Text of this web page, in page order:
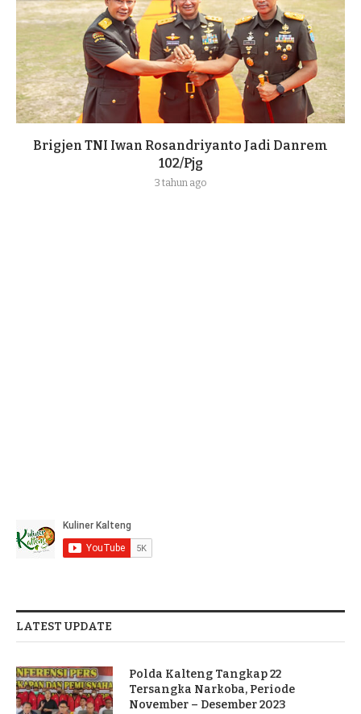
Brigjen TNI Iwan Rosandriyanto Jadi Danrem
102/Pjg
3 tahun ago
LATEST UPDATE
Polda Kalteng Tangkap 22
Tersangka Narkoba, Periode
November – Desember 2023